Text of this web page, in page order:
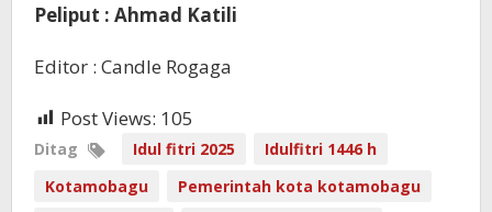
Peliput : Ahmad Katili
Editor : Candle Rogaga
Post Views: 105
Ditag Idul fitri 2025
Idulfitri 1446 h
Kotamobagu
Pemerintah kota kotamobagu